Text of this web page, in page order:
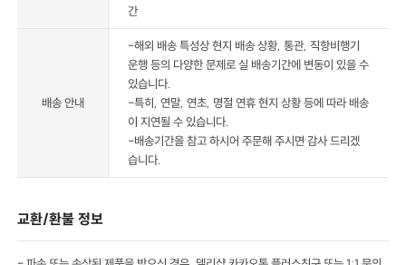
간
배송 안내
-해외 배송 특성상 현지 배송 상황, 통관, 직항비행기
운행 등의 다양한 문제로 실 배송기간에 변동이 있을 수
있습니다.
-특히, 연말, 연초, 명절 연휴 현지 상황 등에 따라 배송
이 지연될 수 있습니다.
-배송기간을 참고 하시어 주문해 주시면 감사 드리겠
습니다.
교환/환불 정보